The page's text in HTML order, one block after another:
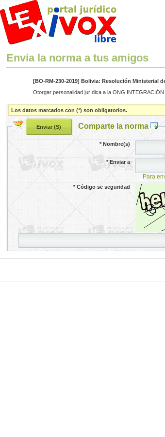
Envía la norma a tus amigos
[BO-RM-230-2019] Bolivia: Resolución Ministerial
Otorgar personalidad jurídica a la ONG
Los datos marcados con (*) son obligatorios.
Comparte la norma
*Nombre(s)
*Enviar a
Para
*Código se seguridad